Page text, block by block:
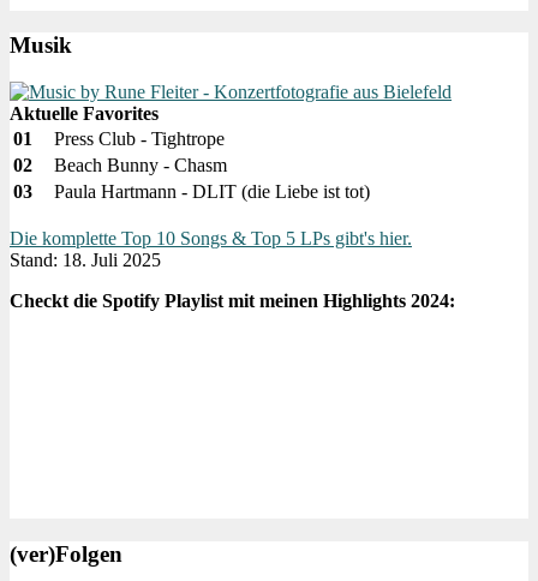
Musik
Aktuelle Favorites
01
Press Club - Tightrope
02
Beach Bunny - Chasm
03
Paula Hartmann - DLIT (die Liebe ist tot)
Die komplette Top 10 Songs & Top 5 LPs gibt's hier.
Stand: 18. Juli 2025
Checkt die Spotify Playlist mit meinen Highlights 2024:
(ver)Folgen